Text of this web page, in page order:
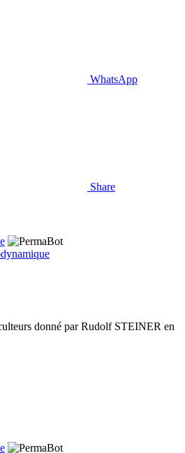
WhatsApp
Share
donné par Rudolf STEINER en